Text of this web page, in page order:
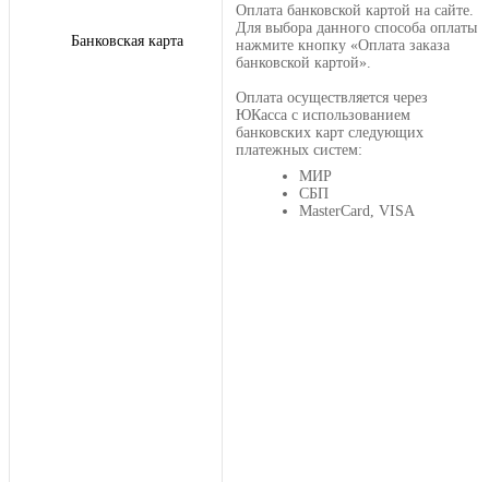
Банковская карта
Оплата банковской картой на сайте.
Для выбора данного способа оплаты
нажмите кнопку «Оплата заказа
банковской картой».
Оплата осуществляется через
ЮКасса с использованием
банковских карт следующих
платежных систем:
МИР
СБП
MasterCard, VISA